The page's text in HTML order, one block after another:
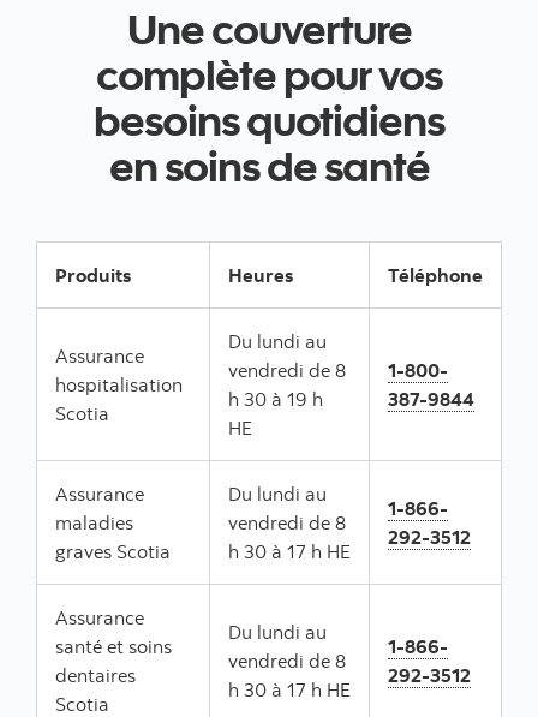
Une couverture
complète pour vos
besoins quotidiens
en soins de santé
Produits Heures Téléphone
Assurance
hospitalisation
Scotia
Du lundi au
vendredi de 8
h 30 à 19 h
HE
1-800-
387-9844
Assurance
maladies
graves Scotia
Du lundi au
vendredi de 8
h 30 à 17 h HE
1-866-
292-3512
Assurance
santé et soins
dentaires
Scotia
Du lundi au
vendredi de 8
h 30 à 17 h HE
1-866-
292-3512